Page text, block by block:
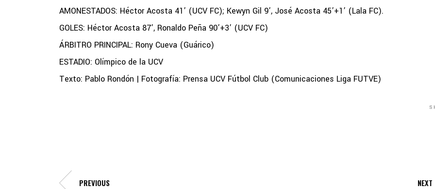
AMONESTADOS: Héctor Acosta 41’ (UCV FC); Kewyn Gil 9’, José Acosta 45’+1’ (Lala FC).
GOLES: Héctor Acosta 87’, Ronaldo Peña 90’+3’ (UCV FC)
ÁRBITRO PRINCIPAL: Rony Cueva (Guárico)
ESTADIO: Olímpico de la UCV
Texto: Pablo Rondón | Fotografía: Prensa UCV Fútbol Club (Comunicaciones Liga FUTVE)
PREVIOUS NEXT